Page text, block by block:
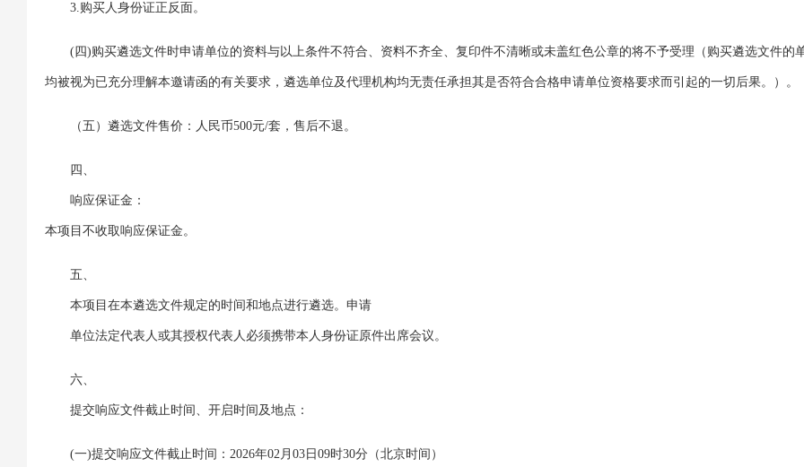
3.购买人身份证正反面。
(四)购买遴选文件时申请单位的资料与以上条件不符合、资料不齐全、复印件不清晰或未盖红色公章的将不予受理（购买遴选文件的
均被视为已充分理解本邀请函的有关要求，遴选单位及代理机构均无责任承担其是否符合合格申请单位资格要求而引起的一切后果。）。
（五）遴选文件售价：人民币500元/套，售后不退。
四、
响应保证金：
本项目不收取响应保证金。
五、
本项目在本遴选文件规定的时间和地点进行遴选。申请
单位法定代表人或其授权代表人必须携带本人身份证原件出席会议。
六、
提交响应文件截止时间、开启时间及地点：
(一)提交响应文件截止时间：2026年02月03日09时30分（北京时间）